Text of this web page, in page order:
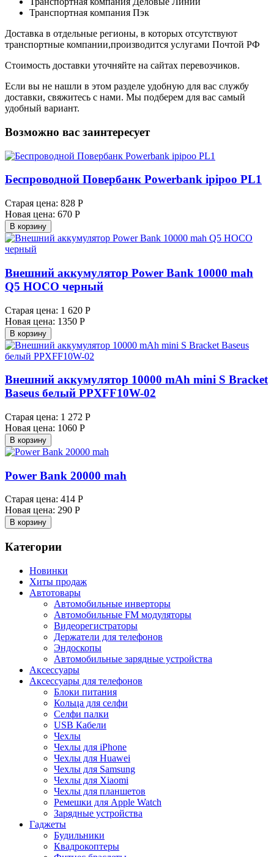
Транспортная компания Пэк
Доставка в отдельные регионы, в которых отсутствуют
транспортные компании,производится услугами Почтой РФ
Стоимость доставки уточняйте на сайтах перевозчиков.
Если вы не нашли в этом разделе удобную для вас службу
доставки, свяжитесь с нами. Мы подберем для вас самый
удобный вариант.
Возможно вас заинтересует
Беспроводной Повербанк Powerbank ipipoo PL1
Старая цена: 828 Р
Новая цена: 670 Р
В корзину
Внешний аккумулятор Power Bank 10000 mah
Q5 HOCO черный
Старая цена: 1 620 Р
Новая цена: 1350 Р
В корзину
Внешний аккумулятор 10000 mAh mini S Bracket
Baseus белый PPXFF10W-02
Старая цена: 1 272 Р
Новая цена: 1060 Р
В корзину
Power Bank 20000 mah
Старая цена: 414 Р
Новая цена: 290 Р
В корзину
Категории
Новинки
Хиты продаж
Автотовары
Автомобильные инверторы
Автомобильные FM модуляторы
Видеорегистраторы
Держатели для телефонов
Эндоскопы
Автомобильные зарядные устройства
Аксессуары
Аксессуары для телефонов
Блоки питания
Кольца для селфи
Селфи палки
USB Кабели
Чехлы
Чехлы для iPhone
Чехлы для Huawei
Чехлы для Samsung
Чехлы для Xiaomi
Чехлы для планшетов
Ремешки для Apple Watch
Зарядные устройства
Гаджеты
Будильники
Квадрокоптеры